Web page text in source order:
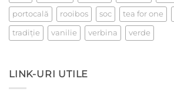
portocală rooibos soc tea for one
tradiţie vanilie verbina verde
LINK-URI UTILE